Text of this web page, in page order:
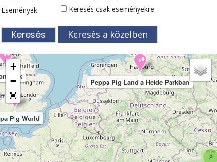
Események:
Keresés csak eseményekre
Keresés a közelben
2
Park
Pig World
Peppa Pig Land a Heide Parkban
+
−